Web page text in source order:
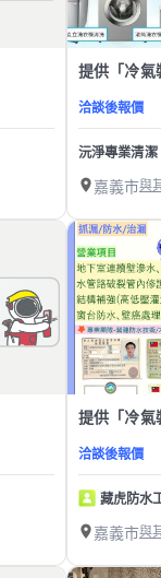
提供「冷氣
洽談後報價
沅淨專業清潔
嘉義市與
提供「冷氣
洽談後報價
藏虎防水
嘉義市與